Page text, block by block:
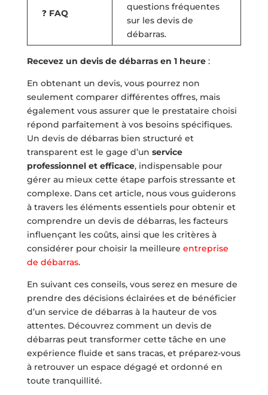
❓ FAQ
questions fréquentes
sur les devis de
débarras.
Recevez un devis de débarras en 1 heure:
En obtenant un devis, vous pourrez non
seulement comparer différentes offres, mais
également vous assurer que le prestataire choisi
répond parfaitement à vos besoins spécifiques.
Un devis de débarras bien structuré et
transparent est le gage d’un service
professionnel et efficace, indispensable pour
gérer au mieux cette étape parfois stressante et
complexe. Dans cet article, nous vous guiderons
à travers les éléments essentiels pour obtenir et
comprendre un devis de débarras, les facteurs
influençant les coûts, ainsi que les critères à
considérer pour choisir la meilleure entreprise
de débarras.
En suivant ces conseils, vous serez en mesure de
prendre des décisions éclairées et de bénéficier
d’un service de débarras à la hauteur de vos
attentes. Découvrez comment un devis de
débarras peut transformer cette tâche en une
expérience fluide et sans tracas, et préparez-vous
à retrouver un espace dégagé et ordonné en
toute tranquillité.